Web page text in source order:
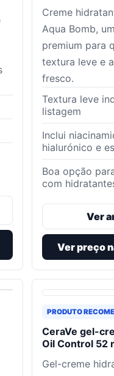
Creme
Aqua Bomb,
premium para
textura leve e
fresco.
Textura leve
listagem
Inclui
hialurónico e
Boa opção
com
Ver
Ver preço
PRODUTO
CeraVe gel-
Oil Control 52
Gel-creme